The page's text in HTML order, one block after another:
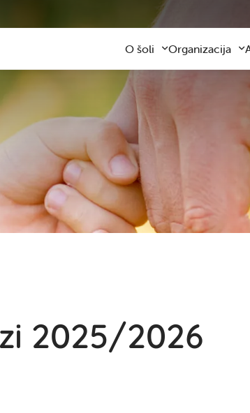
2025/2026
O šoli
Predstavitev šole
Kontaktni podatki
Zaposleni
Organizacija dela
Varna šolska pot
Knjižnica
Katalog informacij javnega
Koristne informacije
Oddaja prostorov
Zobna ambulanta
Tekmovanja
Organizacija
Sodelovanje s starši
Šolski prevozi
Šolski sklad